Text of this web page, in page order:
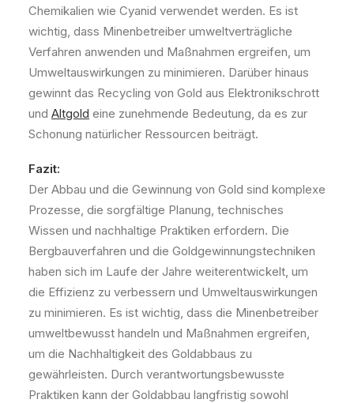
Chemikalien wie Cyanid verwendet werden. Es ist
wichtig, dass Minenbetreiber umweltverträgliche
Verfahren anwenden und Maßnahmen ergreifen, um
Umweltauswirkungen zu minimieren. Darüber hinaus
gewinnt das Recycling von Gold aus Elektronikschrott
und Altgold eine zunehmende Bedeutung, da es zur
Schonung natürlicher Ressourcen beiträgt.
Fazit:
Der Abbau und die Gewinnung von Gold sind komplexe
Prozesse, die sorgfältige Planung, technisches
Wissen und nachhaltige Praktiken erfordern. Die
Bergbauverfahren und die Goldgewinnungstechniken
haben sich im Laufe der Jahre weiterentwickelt, um
die Effizienz zu verbessern und Umweltauswirkungen
zu minimieren. Es ist wichtig, dass die Minenbetreiber
umweltbewusst handeln und Maßnahmen ergreifen,
um die Nachhaltigkeit des Goldabbaus zu
gewährleisten. Durch verantwortungsbewusste
Praktiken kann der Goldabbau langfristig sowohl